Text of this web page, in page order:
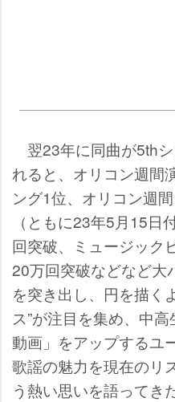
翌23年に同曲が5th
れると、オリコン週間
ング1位、オリコン週
（ともに23年5月15日
回突破、ミュージック
20万回突破などなど大
を突き出し、円を描く
ス”が注目を集め、中
動画」をアップするユ
歌謡の魅力を現在のリ
う熱い思いを語ってき